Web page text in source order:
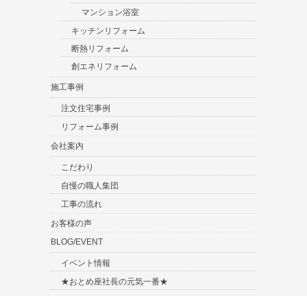
マンション浴室
キッチンリフォーム
断熱リフォーム
創エネリフォーム
施工事例
注文住宅事例
リフォーム事例
会社案内
こだわり
自慢の職人集団
工事の流れ
お客様の声
BLOG/EVENT
イベント情報
★おとめ座社長の元気一番★